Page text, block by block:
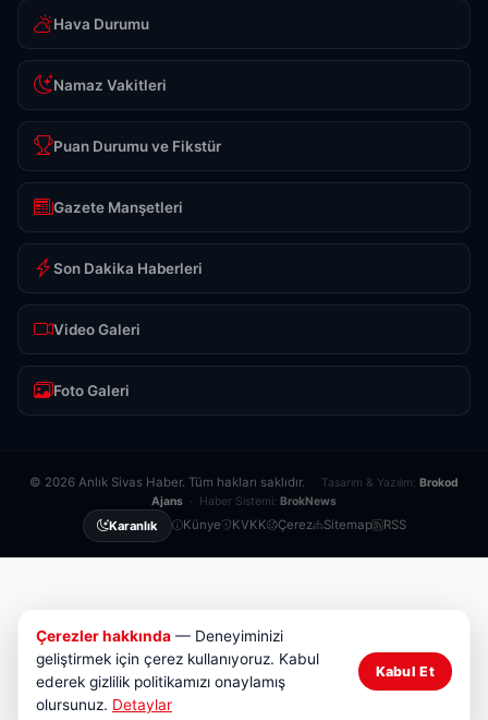
Hava Durumu
Namaz Vakitleri
Puan Durumu ve Fikstür
Gazete Manşetleri
Son Dakika Haberleri
Video Galeri
Foto Galeri
© 2026 Anlık Sivas Haber. Tüm hakları saklıdır. Tasarım & Yazılım: Brokod
Ajans · Haber Sistemi: BrokNews
Karanlık Künye KVKK Çerez Sitemap RSS
Çerezler hakkında — Deneyiminizi
geliştirmek için çerez kullanıyoruz. Kabul
ederek gizlilik politikamızı onaylamış
olursunuz. Detaylar
Kabul Et